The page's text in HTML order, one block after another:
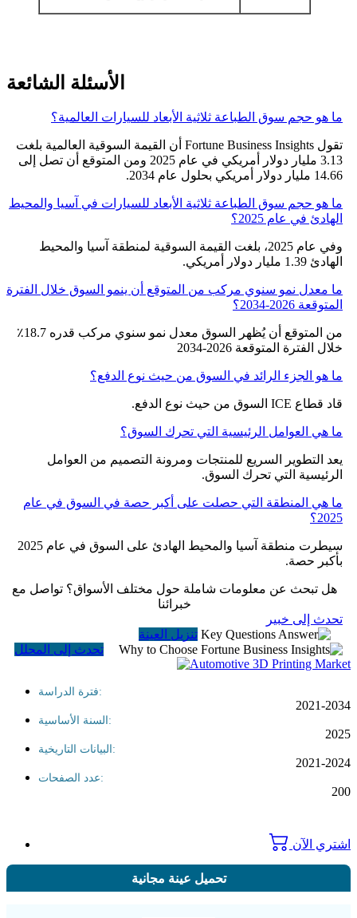
الأسئلة الشائعة
ما هو حجم سوق الطباعة ثلاثية الأبعاد للسيارات العالمية؟
تقول Fortune Business Insights أن القيمة السوقية العالمية بلغت
3.13 مليار دولار أمريكي في عام 2025 ومن المتوقع أن تصل إلى
14.66 مليار دولار أمريكي بحلول عام 2034.
ما هو حجم سوق الطباعة ثلاثية الأبعاد للسيارات في آسيا والمحيط
الهادئ في عام 2025؟
وفي عام 2025، بلغت القيمة السوقية لمنطقة آسيا والمحيط
الهادئ 1.39 مليار دولار أمريكي.
ما معدل نمو سنوي مركب من المتوقع أن ينمو السوق خلال الفترة
المتوقعة 2026-2034؟
من المتوقع أن يُظهر السوق معدل نمو سنوي مركب قدره 18.7٪
خلال الفترة المتوقعة 2026-2034
ما هو الجزء الرائد في السوق من حيث نوع الدفع؟
قاد قطاع ICE السوق من حيث نوع الدفع.
ما هي العوامل الرئيسية التي تحرك السوق؟
يعد التطوير السريع للمنتجات ومرونة التصميم من العوامل
الرئيسية التي تحرك السوق.
ما هي المنطقة التي حصلت على أكبر حصة في السوق في عام
2025؟
سيطرت منطقة آسيا والمحيط الهادئ على السوق في عام 2025
بأكبر حصة.
هل تبحث عن معلومات شاملة حول مختلف الأسواق؟ تواصل مع
خبرائنا
تحدث إلى خبير
تنزيل العينة
تحدث إلى المحلل
2021-
2021-
الآن
تحميل عينة مجانية